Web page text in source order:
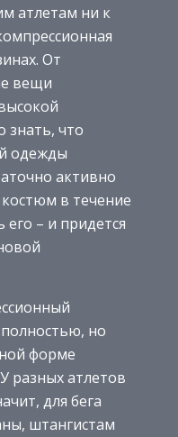
атлетам ни к
От
вещи
знать, что
одежды
активно
в течение
его – и придется
но
форме
разных атлетов
для бега
штангистам